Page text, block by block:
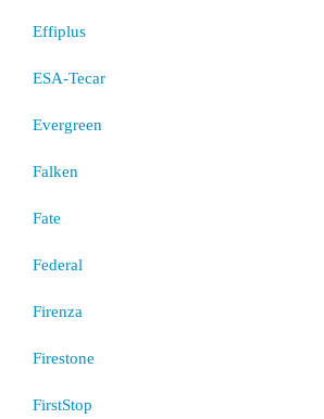
Effiplus
ESA-Tecar
Evergreen
Falken
Fate
Federal
Firenza
Firestone
FirstStop